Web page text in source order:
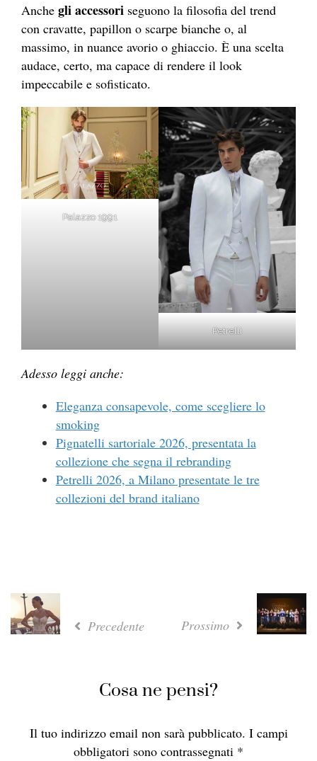
Anche gli accessori seguono la filosofia del trend
con cravatte, papillon o scarpe bianche o, al
massimo, in nuance avorio o ghiaccio. È una scelta
audace, certo, ma capace di rendere il look
impeccabile e sofisticato.
Palazzo 1991
Petrelli
Adesso leggi anche:
Eleganza consapevole, come scegliere lo
smoking
Pignatelli sartoriale 2026, presentata la
collezione che segna il rebranding
Petrelli 2026, a Milano presentate le tre
collezioni del brand italiano
Precedente Prossimo
Cosa ne pensi?
Il tuo indirizzo email non sarà pubblicato. I campi
obbligatori sono contrassegnati *